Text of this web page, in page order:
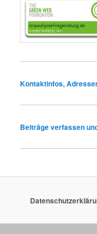
Kontaktinfos,
Beiträge verfassen